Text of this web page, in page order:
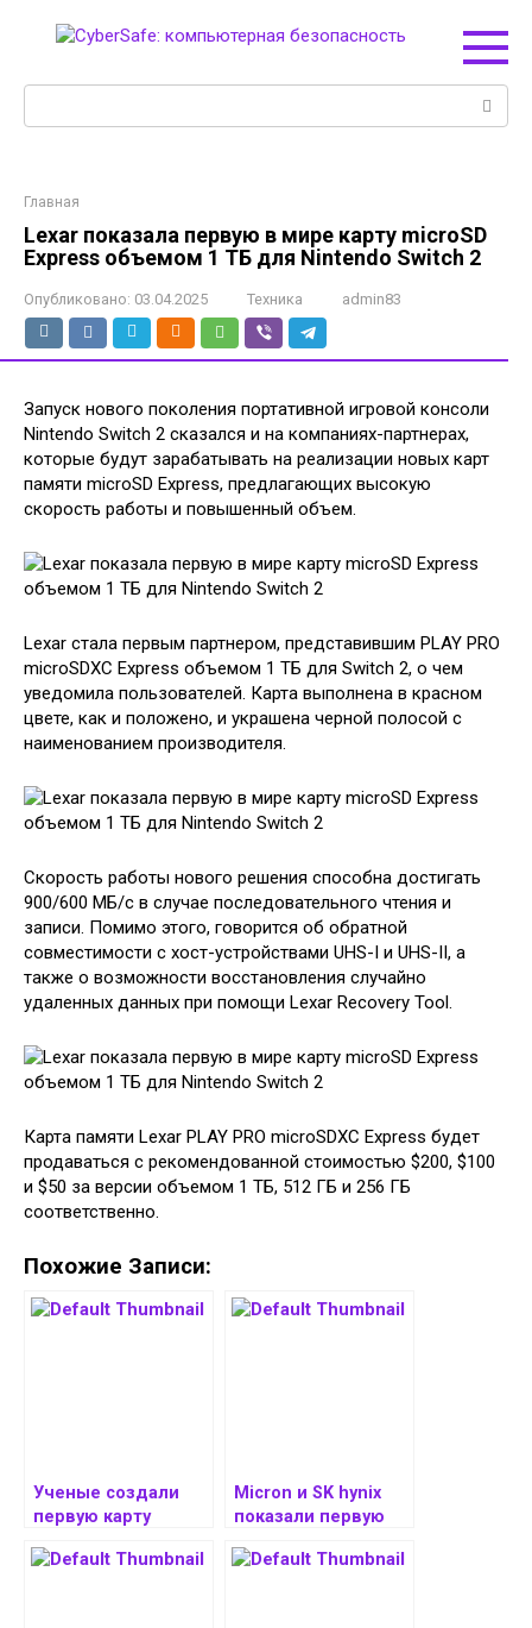
Главная
Lexar показала первую в мире карту microSD
Express объемом 1 ТБ для Nintendo Switch 2
Опубликовано: 03.04.2025 Техника admin83
Запуск нового поколения портативной игровой консоли
Nintendo Switch 2 сказался и на компаниях-партнерах,
которые будут зарабатывать на реализации новых карт
памяти microSD Express, предлагающих высокую
скорость работы и повышенный объем.
Lexar стала первым партнером, представившим PLAY PRO
microSDXC Express объемом 1 ТБ для Switch 2, о чем
уведомила пользователей. Карта выполнена в красном
цвете, как и положено, и украшена черной полосой с
наименованием производителя.
Скорость работы нового решения способна достигать
900/600 МБ/с в случае последовательного чтения и
записи. Помимо этого, говорится об обратной
совместимости с хост-устройствами UHS-I и UHS-II, а
также о возможности восстановления случайно
удаленных данных при помощи Lexar Recovery Tool.
Карта памяти Lexar PLAY PRO microSDXC Express будет
продаваться с рекомендованной стоимостью $200, $100
и $50 за версии объемом 1 ТБ, 512 ГБ и 256 ГБ
соответственно.
Похожие Записи:
Ученые создали
первую карту
Амурской области
Micron и SK hynix
показали первую
LPDDR5x объёмом